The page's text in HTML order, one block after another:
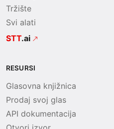
Tržište
Svi alati
STT.ai
RESURSI
Glasovna knjižnica
Prodaj svoj glas
API dokumentacija